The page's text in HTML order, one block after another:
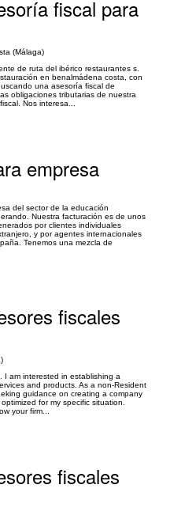
fiscal para
(Málaga)
de ruta del ibérico restaurantes s.
en benalmádena costa, con
una asesoría fiscal de
obligaciones tributarias de nuestra
Nos interesa...
empresa
del sector de la educación
Nuestra facturación es de unos
por clientes individuales
y por agentes internacionales
Tenemos una mezcla de
fiscales
I am interested in establishing a
and products. As a non-Resident
guidance on creating a company
for my specific situation.
your firm...
fiscales